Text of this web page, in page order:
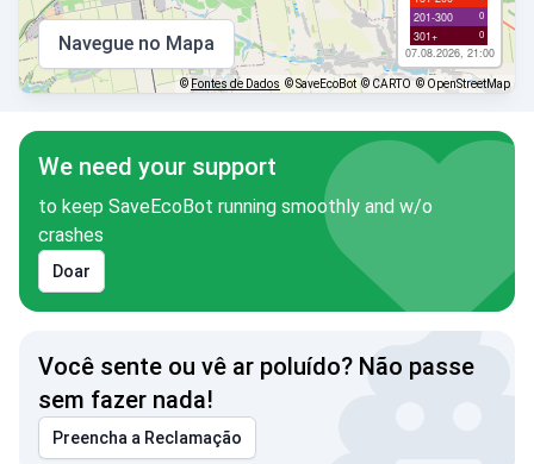
201-300 0
301+ 0
07.08.2026, 21:00
Navegue no Mapa
© Fontes de Dados © SaveEcoBot © CARTO © OpenStreetMap
We need your support
to keep SaveEcoBot running smoothly and w/o
crashes
Doar
Você sente ou vê ar poluído? Não passe
sem fazer nada!
Preencha a Reclamação